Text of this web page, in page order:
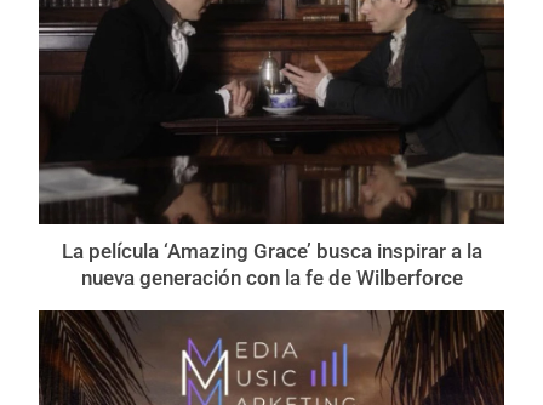
La película ‘Amazing Grace’ busca inspirar a la
nueva generación con la fe de Wilberforce